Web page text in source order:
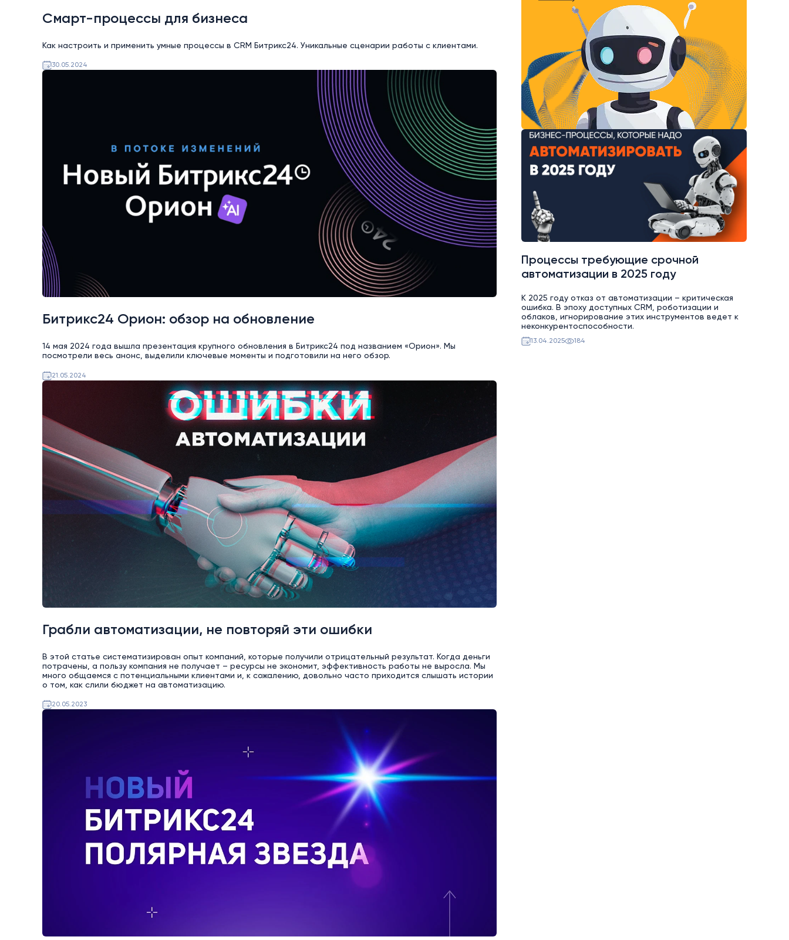
Смарт-процессы для бизнеса
Как настроить и применить умные процессы в CRM Битрикс24. Уникальные сценарии работы с клиентами.
30.05.2024
Битрикс24 Орион: обзор на обновление
14 мая 2024 года вышла презентация крупного обновления в Битрикс24 под названием «Орион». Мы
посмотрели весь анонс, выделили ключевые моменты и подготовили на него обзор.
21.05.2024
Грабли автоматизации, не повторяй эти ошибки
В этой статье систематизирован опыт компаний, которые получили отрицательный результат. Когда деньги
потрачены, а пользу компания не получает – ресурсы не экономит, эффективность работы не выросла. Мы
много общаемся с потенциальными клиентами и, к сожалению, довольно часто приходится слышать истории
о том, как слили бюджет на автоматизацию.
20.05.2023
Процессы требующие срочной
автоматизации в 2025 году
К 2025 году отказ от автоматизации – критическая
ошибка. В эпоху доступных CRM, роботизации и
облаков, игнорирование этих инструментов ведет к
неконкурентоспособности.
13.04.2025 184